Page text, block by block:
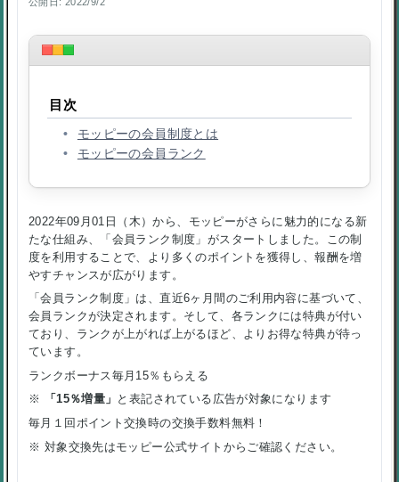
目次
モッピーの会員制度とは
モッピーの会員ランク
2022年09月01日（木）から、モッピーがさらに魅力的になる新
たな仕組み、「会員ランク制度」がスタートしました。この制
度を利用することで、より多くのポイントを獲得し、報酬を増
やすチャンスが広がります。
「会員ランク制度」は、直近6ヶ月間のご利用内容に基づいて、
会員ランクが決定されます。そして、各ランクには特典が付い
ており、ランクが上がれば上がるほど、よりお得な特典が待っ
ています。
ランクボーナス毎月15％もらえる
※
「15％増量」 と表記されている広告が対象になります
毎月１回ポイント交換時の交換手数料無料！
※ 対象交換先はモッピー公式サイトからご確認ください。